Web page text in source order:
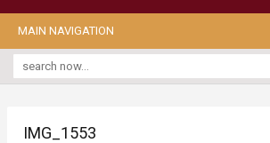
MAIN NAVIGATION
IMG_1553